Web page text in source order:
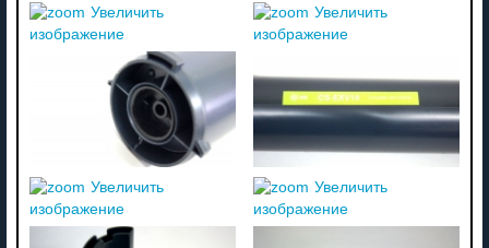
Увеличить
изображение
Увеличить
изображение
Увеличить
изображение
Увеличить
изображение